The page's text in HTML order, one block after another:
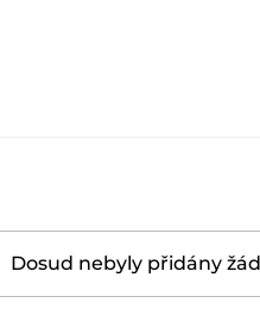
Dosud nebyly přidány